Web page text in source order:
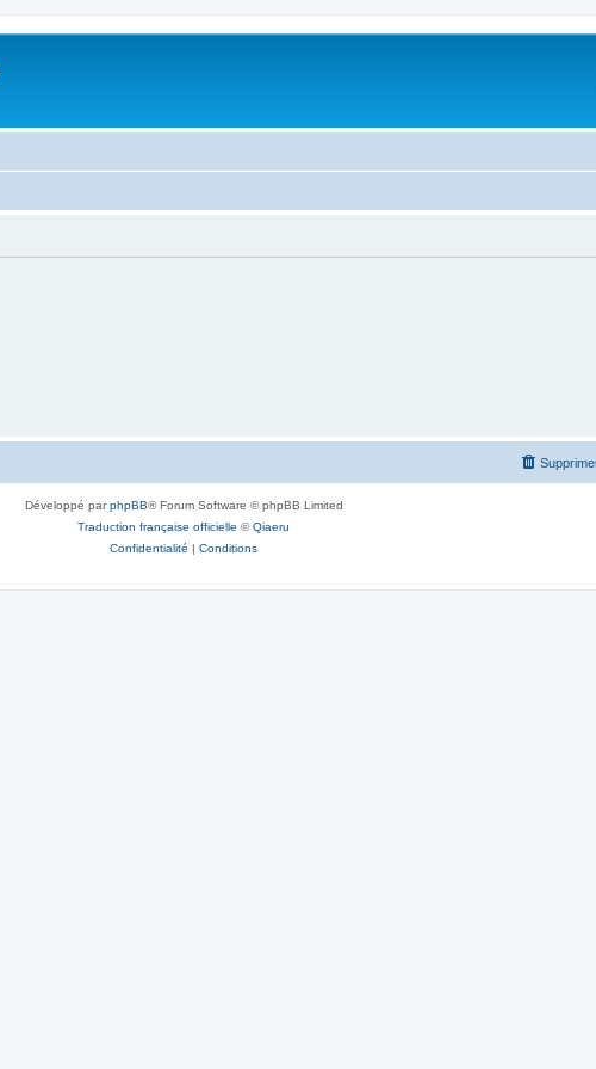
Développé parphpBB® Forum Software © phpBB Limited
Traduction française officielle ©Qiaeru
Confidentialité | Conditions